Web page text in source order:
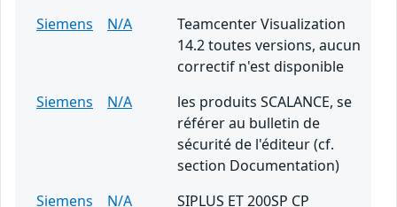
Siemens
N/A
Teamcenter Visualization
14.2 toutes versions, aucun
correctif n'est disponible
Siemens
N/A
les produits SCALANCE, se
référer au bulletin de
sécurité de l'éditeur (cf.
section Documentation)
Siemens
N/A
SIPLUS ET 200SP CP